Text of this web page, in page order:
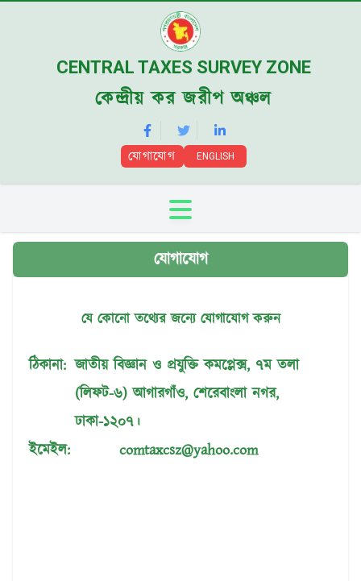
CENTRAL TAXES SURVEY ZONE
কেন্দ্রীয় কর জরীপ অঞ্চল
যোগাযোগ ENGLISH
যোগাযোগ
যে কোনো তথ্যের জন্যে যোগাযোগ করুন
ঠিকানা: জাতীয় বিজ্ঞান ও প্রযুক্তি কমপ্লেক্স, ৭ম তলা
(লিফট-৬) আগারগাঁও, শেরেবাংলা নগর,
ঢাকা-১২০৭।
ইমেইল: comtaxcsz@yahoo.com